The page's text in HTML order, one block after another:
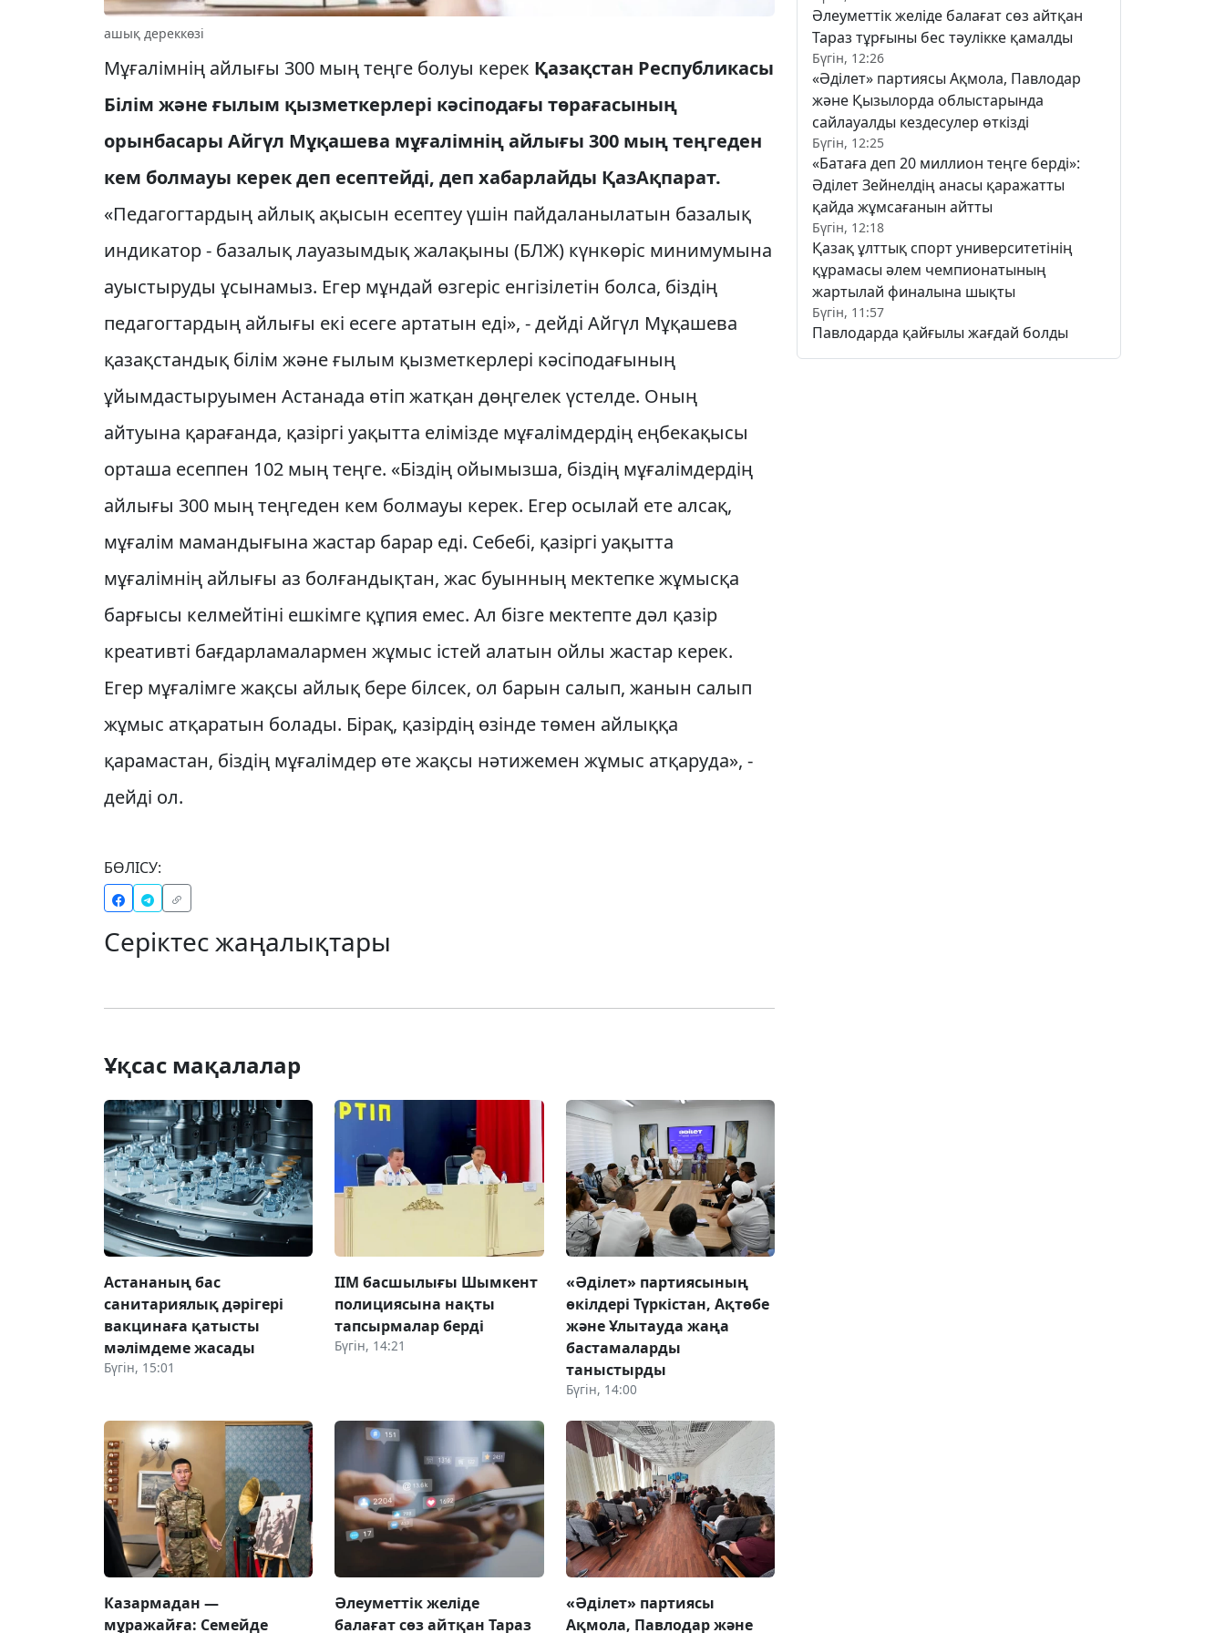
ашық дереккөзі
Мұғалімнің айлығы 300 мың теңге болуы керек Қазақстан Республикасы
Білім және ғылым қызметкерлері кәсіподағы төрағасының
орынбасары Айгүл Мұқашева мұғалімнің айлығы 300 мың теңгеден
кем болмауы керек деп есептейді, деп хабарлайды ҚазАқпарат.
«Педагогтардың айлық ақысын есептеу үшін пайдаланылатын базалық
индикатор - базалық лауазымдық жалақыны (БЛЖ) күнкөріс минимумына
ауыстыруды ұсынамыз. Егер мұндай өзгеріс енгізілетін болса, біздің
педагогтардың айлығы екі есеге артатын еді», - дейді Айгүл Мұқашева
қазақстандық білім және ғылым қызметкерлері кәсіподағының
ұйымдастыруымен Астанада өтіп жатқан дөңгелек үстелде. Оның
айтуына қарағанда, қазіргі уақытта елімізде мұғалімдердің еңбекақысы
орташа есеппен 102 мың теңге. «Біздің ойымызша, біздің мұғалімдердің
айлығы 300 мың теңгеден кем болмауы керек. Егер осылай ете алсақ,
мұғалім мамандығына жастар барар еді. Себебі, қазіргі уақытта
мұғалімнің айлығы аз болғандықтан, жас буынның мектепке жұмысқа
барғысы келмейтіні ешкімге құпия емес. Ал бізге мектепте дәл қазір
креативті бағдарламалармен жұмыс істей алатын ойлы жастар керек.
Егер мұғалімге жақсы айлық бере білсек, ол барын салып, жанын салып
жұмыс атқаратын болады. Бірақ, қазірдің өзінде төмен айлыққа
қарамастан, біздің мұғалімдер өте жақсы нәтижемен жұмыс атқаруда», -
дейді ол.
БӨЛІСУ:
Серіктес жаңалықтары
Ұқсас мақалалар
Астананың бас
санитариялық дәрігері
вакцинаға қатысты
мәлімдеме жасады
Бүгін, 15:01
ІІМ басшылығы Шымкент
полициясына нақты
тапсырмалар берді
Бүгін, 14:21
«Әділет» партиясының
өкілдері Түркістан, Ақтөбе
және Ұлытауда жаңа
бастамаларды
таныстырды
Бүгін, 14:00
Казармадан —
мұражайға: Семейде
Әлеуметтік желіде
балағат сөз айтқан Тараз
«Әділет» партиясы
Ақмола, Павлодар және
Әлеуметтік желіде балағат сөз айтқан
Тараз тұрғыны бес тәулікке қамалды
Бүгін, 12:26
«Әділет» партиясы Ақмола, Павлодар
және Қызылорда облыстарында
сайлауалды кездесулер өткізді
Бүгін, 12:25
«Батаға деп 20 миллион теңге берді»:
Әділет Зейнелдің анасы қаражатты
қайда жұмсағанын айтты
Бүгін, 12:18
Қазақ ұлттық спорт университетінің
құрамасы әлем чемпионатының
жартылай финалына шықты
Бүгін, 11:57
Павлодарда қайғылы жағдай болды